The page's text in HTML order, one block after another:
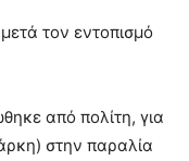
τον εντοπισμό
από πολίτη, για
στην παραλία